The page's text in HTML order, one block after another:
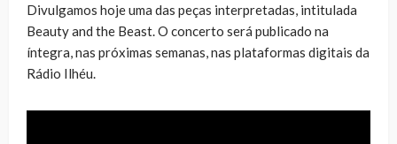
Divulgamos hoje uma das peças interpretadas, intitulada
Beauty and the Beast. O concerto será publicado na
íntegra, nas próximas semanas, nas plataformas digitais da
Rádio Ilhéu.